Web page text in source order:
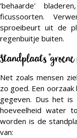
'behaarde'
ficussoorten.
sproeibeurt uit de
regenbuitje buiten.
Standplaats
Net zoals mensen
zo goed. Een
gegeven. Dus het
hoeveelheid water
worden is de
van: